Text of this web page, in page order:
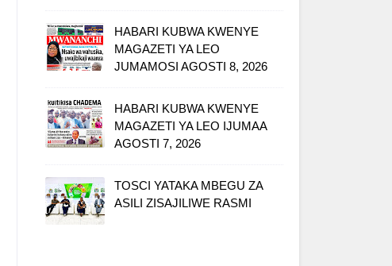
HABARI KUBWA KWENYE
MAGAZETI YA LEO
JUMAMOSI AGOSTI 8, 2026
HABARI KUBWA KWENYE
MAGAZETI YA LEO IJUMAA
AGOSTI 7, 2026
TOSCI YATAKA MBEGU ZA
ASILI ZISAJILIWE RASMI